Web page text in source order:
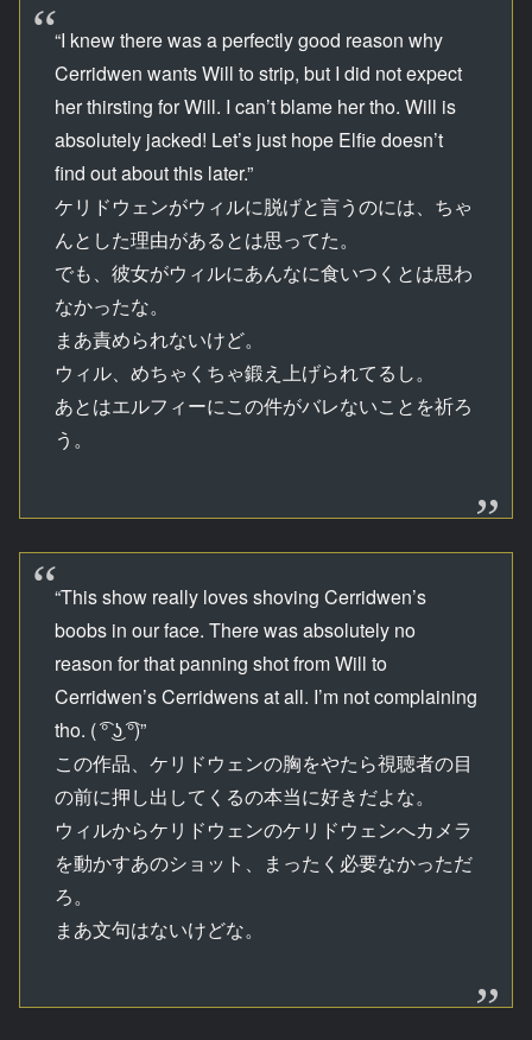
“I knew there was a perfectly good reason why
Cerridwen wants Will to strip, but I did not expect
her thirsting for Will. I can’t blame her tho. Will is
absolutely jacked! Let’s just hope Elfie doesn’t
find out about this later.”
ケリドウェンがウィルに脱げと言うのには、ちゃ
んとした理由があるとは思ってた。
でも、彼女がウィルにあんなに食いつくとは思わ
なかったな。
まあ責められないけど。
ウィル、めちゃくちゃ鍛え上げられてるし。
あとはエルフィーにこの件がバレないことを祈ろ
う。
“This show really loves shoving Cerridwen’s
boobs in our face. There was absolutely no
reason for that panning shot from Will to
Cerridwen’s Cerridwens at all. I’m not complaining
tho. ( ͡° ͜ʖ ͡°)”
この作品、ケリドウェンの胸をやたら視聴者の目
の前に押し出してくるの本当に好きだよな。
ウィルからケリドウェンのケリドウェンへカメラ
を動かすあのショット、まったく必要なかっただ
ろ。
まあ文句はないけどな。